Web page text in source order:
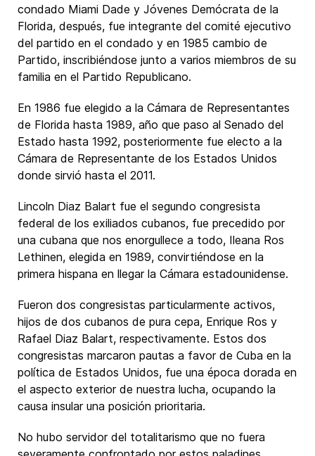
condado Miami Dade y Jóvenes Demócrata de la
Florida, después, fue integrante del comité ejecutivo
del partido en el condado y en 1985 cambio de
Partido, inscribiéndose junto a varios miembros de su
familia en el Partido Republicano.
En 1986 fue elegido a la Cámara de Representantes
de Florida hasta 1989, año que paso al Senado del
Estado hasta 1992, posteriormente fue electo a la
Cámara de Representante de los Estados Unidos
donde sirvió hasta el 2011.
Lincoln Diaz Balart fue el segundo congresista
federal de los exiliados cubanos, fue precedido por
una cubana que nos enorgullece a todo, Ileana Ros
Lethinen, elegida en 1989, convirtiéndose en la
primera hispana en llegar la Cámara estadounidense.
Fueron dos congresistas particularmente activos,
hijos de dos cubanos de pura cepa, Enrique Ros y
Rafael Diaz Balart, respectivamente. Estos dos
congresistas marcaron pautas a favor de Cuba en la
política de Estados Unidos, fue una época dorada en
el aspecto exterior de nuestra lucha, ocupando la
causa insular una posición prioritaria.
No hubo servidor del totalitarismo que no fuera